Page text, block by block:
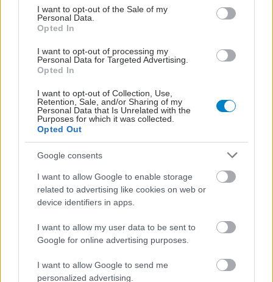
consent section.
I want to opt-out of the Sale of my
Personal Data.
Opted In
I want to opt-out of processing my
Personal Data for Targeted Advertising.
Opted In
I want to opt-out of Collection, Use,
Retention, Sale, and/or Sharing of my
Personal Data that Is Unrelated with the
Purposes for which it was collected.
Opted Out
Google consents
I want to allow Google to enable storage
related to advertising like cookies on web or
device identifiers in apps.
I want to allow my user data to be sent to
Google for online advertising purposes.
I want to allow Google to send me
personalized advertising.
ΣΗΜΕΡΑ ΣΤΟ IATRONET.GR